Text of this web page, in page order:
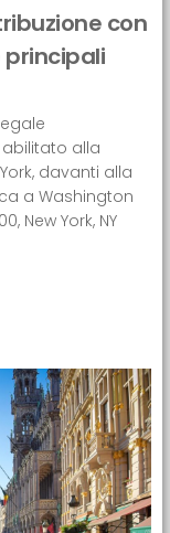
con
principali
abilitato alla
davanti alla
a Washington
New York, NY